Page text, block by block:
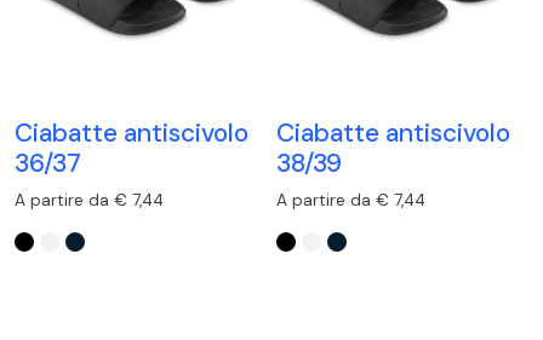
Ciabatte antiscivolo
36/37
A partire da € 7,44
Ciabatte antiscivolo
38/39
A partire da € 7,44